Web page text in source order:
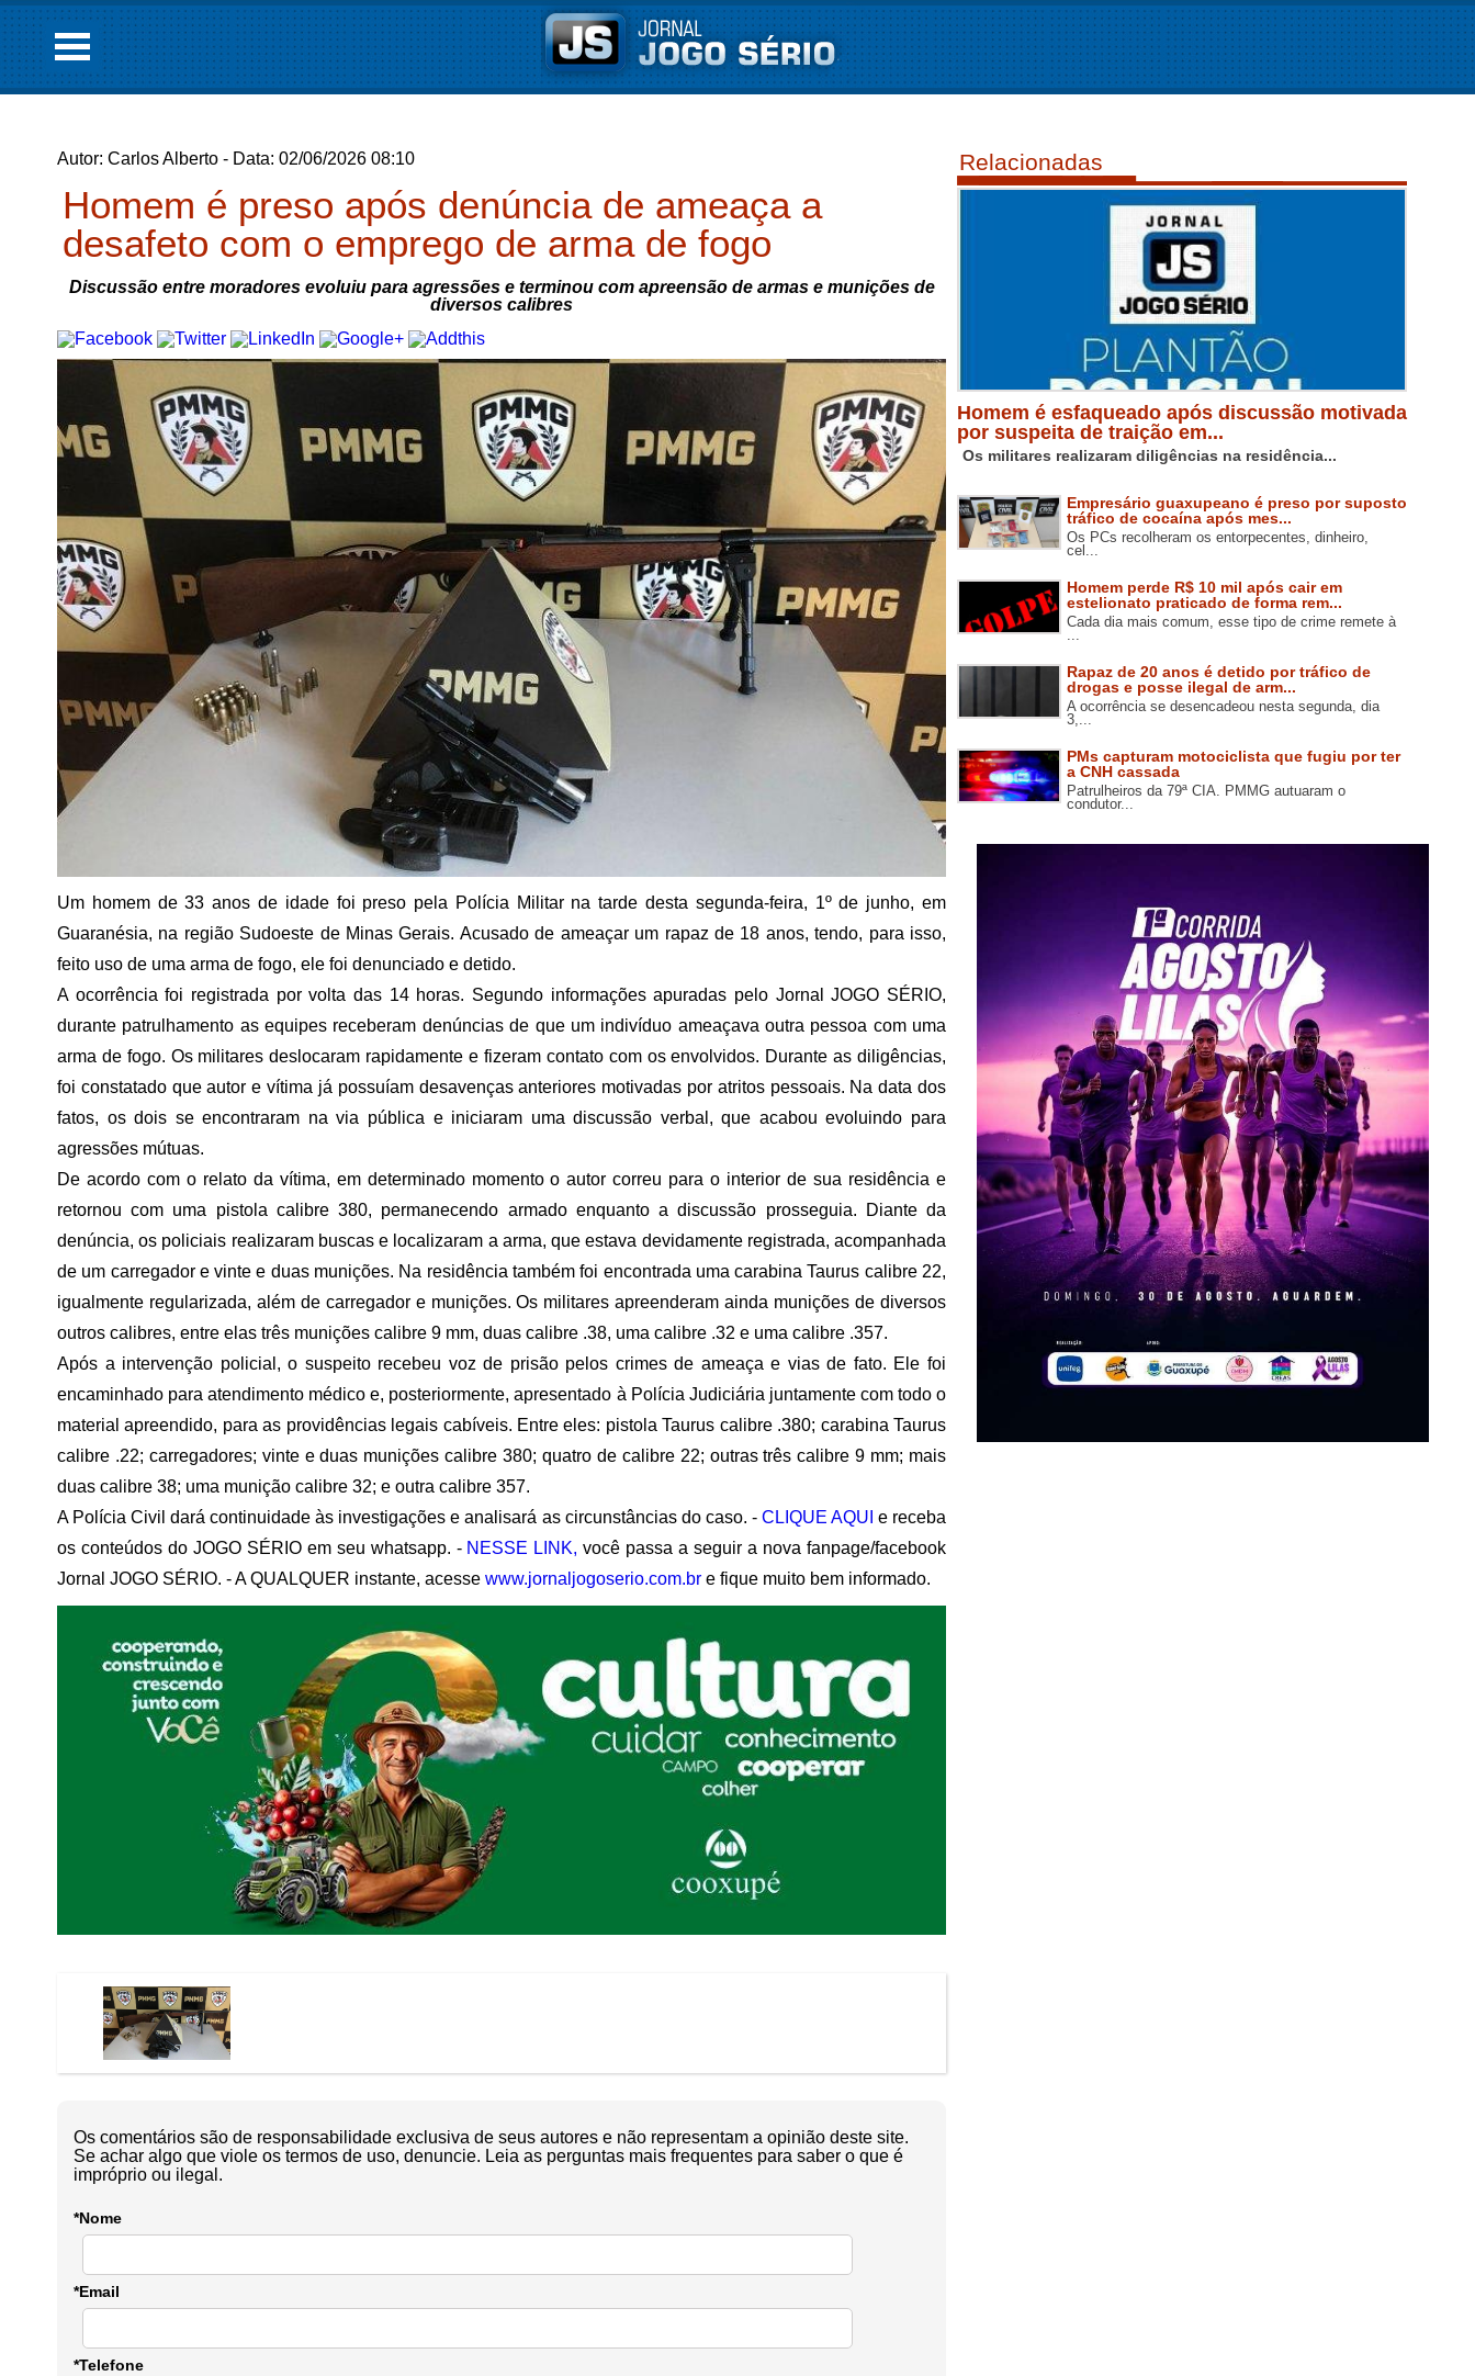
Autor: Carlos Alberto - Data: 02/06/2026 08:10
Homem é preso após denúncia de ameaça a
desafeto com o emprego de arma de fogo
Discussão entre moradores evoluiu para agressões e terminou com apreensão de armas e munições de
diversos calibres
Um homem de 33 anos de idade foi preso pela Polícia Militar na tarde desta segunda-feira, 1º de junho, em
Guaranésia, na região Sudoeste de Minas Gerais. Acusado de ameaçar um rapaz de 18 anos, tendo, para isso,
feito uso de uma arma de fogo, ele foi denunciado e detido.
A ocorrência foi registrada por volta das 14 horas. Segundo informações apuradas pelo Jornal JOGO SÉRIO,
durante patrulhamento as equipes receberam denúncias de que um indivíduo ameaçava outra pessoa com uma
arma de fogo. Os militares deslocaram rapidamente e fizeram contato com os envolvidos. Durante as diligências,
foi constatado que autor e vítima já possuíam desavenças anteriores motivadas por atritos pessoais. Na data dos
fatos, os dois se encontraram na via pública e iniciaram uma discussão verbal, que acabou evoluindo para
agressões mútuas.
De acordo com o relato da vítima, em determinado momento o autor correu para o interior de sua residência e
retornou com uma pistola calibre 380, permanecendo armado enquanto a discussão prosseguia. Diante da
denúncia, os policiais realizaram buscas e localizaram a arma, que estava devidamente registrada, acompanhada
de um carregador e vinte e duas munições. Na residência também foi encontrada uma carabina Taurus calibre 22,
igualmente regularizada, além de carregador e munições. Os militares apreenderam ainda munições de diversos
outros calibres, entre elas três munições calibre 9 mm, duas calibre .38, uma calibre .32 e uma calibre .357.
Após a intervenção policial, o suspeito recebeu voz de prisão pelos crimes de ameaça e vias de fato. Ele foi
encaminhado para atendimento médico e, posteriormente, apresentado à Polícia Judiciária juntamente com todo o
material apreendido, para as providências legais cabíveis. Entre eles: pistola Taurus calibre .380; carabina Taurus
calibre .22; carregadores; vinte e duas munições calibre 380; quatro de calibre 22; outras três calibre 9 mm; mais
duas calibre 38; uma munição calibre 32; e outra calibre 357.
A Polícia Civil dará continuidade às investigações e analisará as circunstâncias do caso. - CLIQUE AQUI e receba
os conteúdos do JOGO SÉRIO em seu whatsapp. - NESSE LINK, você passa a seguir a nova fanpage/facebook
Jornal JOGO SÉRIO. - A QUALQUER instante, acesse www.jornaljogoserio.com.br e fique muito bem informado.
Os comentários são de responsabilidade exclusiva de seus autores e não representam a opinião deste site.
Se achar algo que viole os termos de uso, denuncie. Leia as perguntas mais frequentes para saber o que é
impróprio ou ilegal.
*Nome
*Email
*Telefone
Relacionadas
Homem é esfaqueado após discussão motivada
por suspeita de traição em...
Os militares realizaram diligências na residência...
Empresário guaxupeano é preso por suposto
tráfico de cocaína após mes...
Os PCs recolheram os entorpecentes, dinheiro,
cel...
Homem perde R$ 10 mil após cair em
estelionato praticado de forma rem...
Cada dia mais comum, esse tipo de crime remete à
...
Rapaz de 20 anos é detido por tráfico de
drogas e posse ilegal de arm...
A ocorrência se desencadeou nesta segunda, dia
3,...
PMs capturam motociclista que fugiu por ter
a CNH cassada
Patrulheiros da 79ª CIA. PMMG autuaram o
condutor...